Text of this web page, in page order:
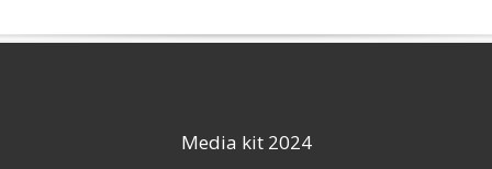
Media kit 2024